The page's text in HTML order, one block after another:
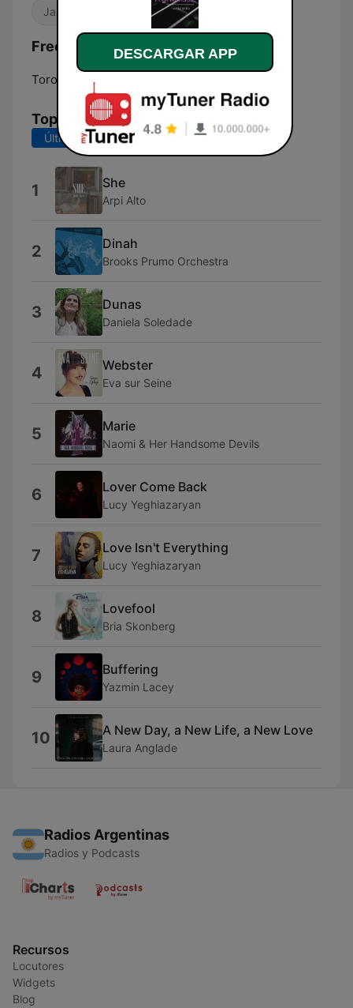
Jazz
Frecuencias Virginiamusic:
Toronto: Online
Top Canciones
Últimos 7 días Últimos 30 días
1 She
Arpi Alto
2 Dinah
Brooks Prumo Orchestra
3 Dunas
Daniela Soledade
4 Webster
Eva sur Seine
5 Marie
Naomi & Her Handsome Devils
6 Lover Come Back
Lucy Yeghiazaryan
7 Love Isn't Everything
Lucy Yeghiazaryan
8 Lovefool
Bria Skonberg
9 Buffering
Yazmin Lacey
10 A New Day, a New Life, a New Love
Laura Anglade
Radios Argentinas
Radios y Podcasts
Recursos
Locutores
Widgets
Blog
DESCARGAR APP